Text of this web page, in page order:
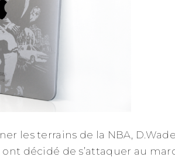
les terrains de la NBA,
décidé de s’attaquer au